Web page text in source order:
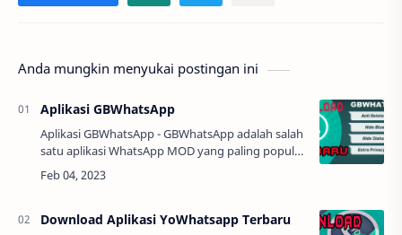
Anda mungkin menyukai postingan ini
Aplikasi GBWhatsApp
Aplikasi GBWhatsApp - GBWhatsApp adalah salah
satu aplikasi WhatsApp MOD yang paling populer
dan banyak digunakan. Ini menawarkan banyak
fitur tambahan dan personalisasi yang …
Download Aplikasi YoWhatsapp Terbaru